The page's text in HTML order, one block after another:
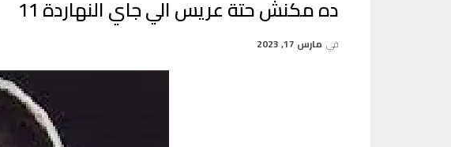
ده مكنش حتة عريس الي جاي النهاردة 11
في مارس 17, 2023